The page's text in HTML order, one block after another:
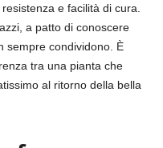
e facilità di cura.
a patto di conoscere
sempre condividono. È
tra una pianta che
al ritorno della bella